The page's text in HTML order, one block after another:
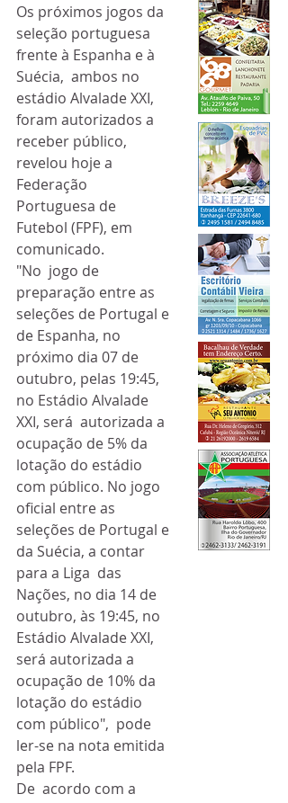
Os próximos jogos da
seleção portuguesa
frente à Espanha e à
Suécia,  ambos no
estádio Alvalade XXI,
foram autorizados a
receber público,
revelou hoje a
Federação
Portuguesa de
Futebol (FPF), em
comunicado.
"No  jogo de
preparação entre as
seleções de Portugal e
de Espanha, no
próximo dia 07 de
outubro, pelas 19:45,
no Estádio Alvalade
XXI, será  autorizada a
ocupação de 5% da
lotação do estádio
com público. No jogo
oficial entre as
seleções de Portugal e
da Suécia, a contar
para a Liga  das
Nações, no dia 14 de
outubro, às 19:45, no
Estádio Alvalade XXI,
será autorizada a
ocupação de 10% da
lotação do estádio
com público",  pode
ler-se na nota emitida
pela FPF.
De  acordo com a